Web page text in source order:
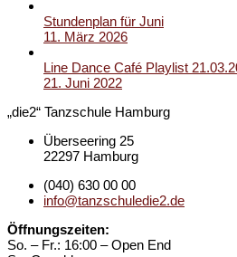
Stundenplan für Juni
11. März 2026
Line Dance Café Playlist
21. Juni 2022
„die2“ Tanzschule Hamburg
Überseering 25
22297 Hamburg
(040) 630 00 00
info@tanzschuledie2.de
Öffnungszeiten:
So. – Fr.: 16:00 – Open End